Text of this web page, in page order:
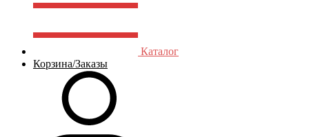
Каталог
Корзина/Заказы